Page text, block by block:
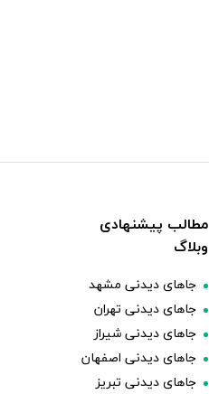
مطالب پیشنهادی
وبلاگ
جاهای دیدنی مشهد
جاهای دیدنی تهران
جاهای دیدنی شیراز
جاهای دیدنی اصفهان
جاهای دیدنی تبریز